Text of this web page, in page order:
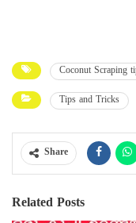
Coconut Scraping
Tips and Tricks
Share
Related Posts